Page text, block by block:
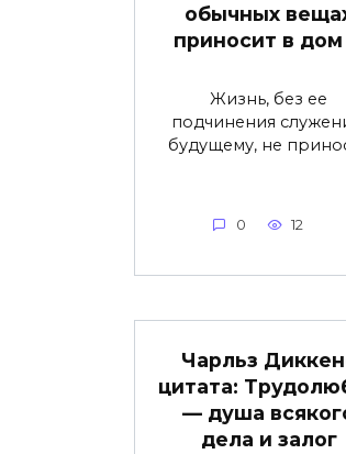
обычных
приносит в
Жизнь, без ее
подчинения
будущему, не
0 12
Чарльз
цитата:
— душа
дела и залог